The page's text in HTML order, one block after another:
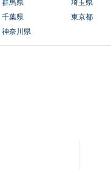
群馬県
埼玉県
千葉県
東京都
神奈川県